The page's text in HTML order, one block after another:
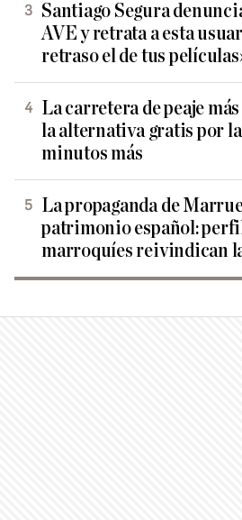
Santiago Segura
AVE y retrata a esta
retraso el de tus
La carretera de peaje
la alternativa gratis por
minutos más
La propaganda de
patrimonio español:
marroquíes reivindican